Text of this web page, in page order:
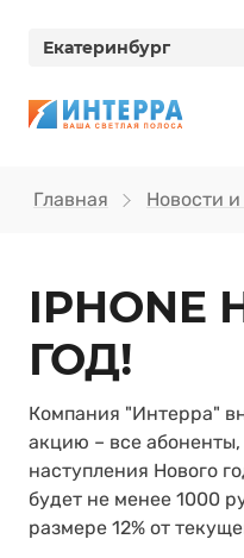
Екатеринбург
Главная Новости
ГОД!
Компания "Интерра"
акцию – все
наступления Нового
будет не менее 1000
размере 12% от